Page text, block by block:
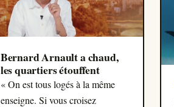
Bernard Arnault a chaud,
les quartiers étouffent
« On est tous logés à la même
enseigne. Si vous croisez